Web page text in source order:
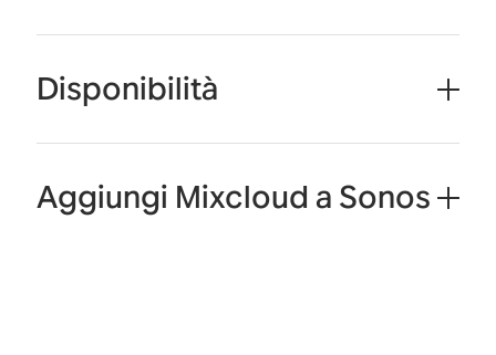
Disponibilità
Aggiungi Mixcloud a Sonos